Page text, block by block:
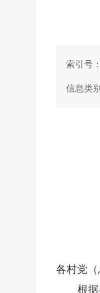
索引号
信息类
各村党
根据